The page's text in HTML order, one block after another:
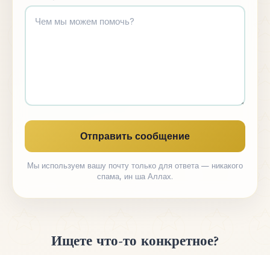
Отправить сообщение
Мы используем вашу почту только для ответа — никакого
спама, ин ша Аллах.
Ищете что-то конкретное?